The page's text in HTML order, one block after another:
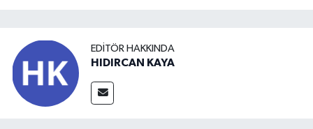
EDITÖR HAKKINDA
HIDIRCAN KAYA